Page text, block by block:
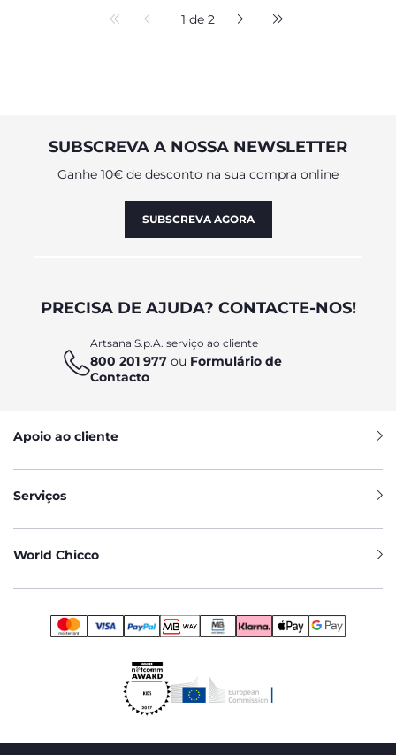
1 de 2
SUBSCREVA A NOSSA NEWSLETTER
Ganhe 10€ de desconto na sua compra online
SUBSCREVA AGORA
PRECISA DE AJUDA? CONTACTE-NOS!
Artsana S.p.A. serviço ao cliente
800 201 977 ou Formulário de
Contacto
Apoio ao cliente
Serviços
World Chicco